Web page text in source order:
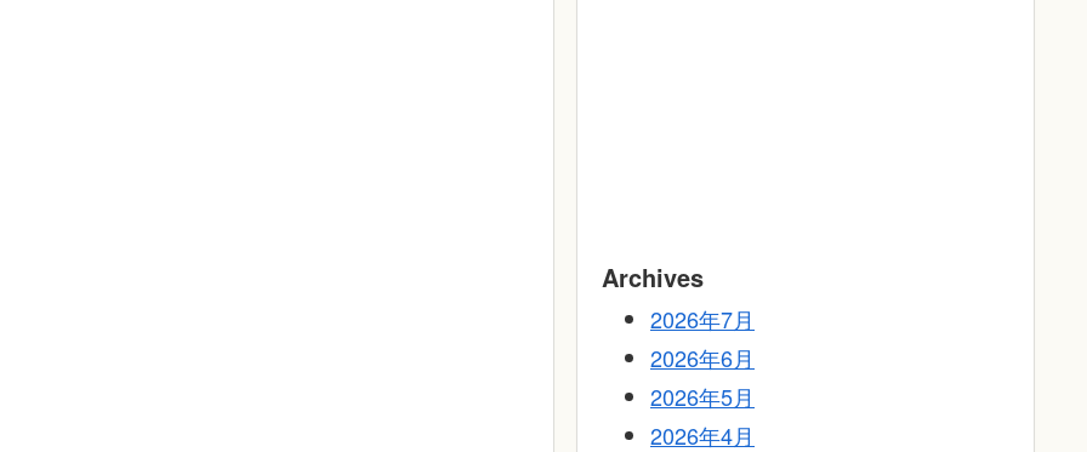
Archives
2026年7月
2026年6月
2026年5月
2026年4月